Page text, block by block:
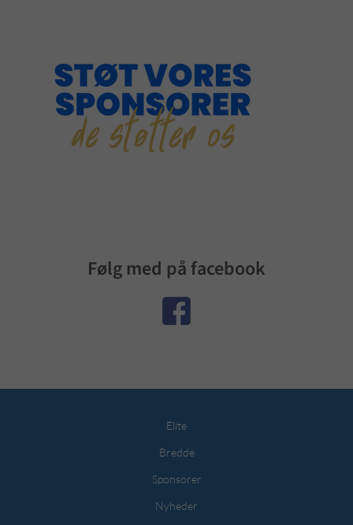
Følg med på facebook
Elite
Bredde
Sponsorer
Nyheder